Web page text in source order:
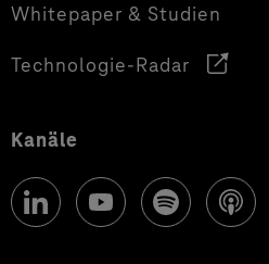
Whitepaper & Studien
Technologie-Radar
Kanäle